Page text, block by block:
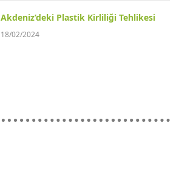
Akdeniz’deki Plastik Kirliliği Tehlikesi
18/02/2024